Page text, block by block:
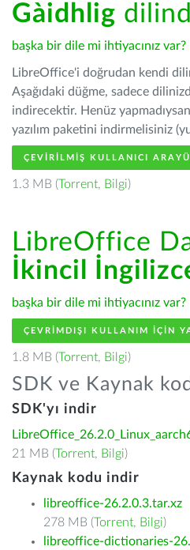
Gàidhlig
başka bir dile mi ihtiyacınız var?
LibreOffice'i doğrudan kendi
Aşağıdaki düğme, sadece
indirecektir. Henüz
yazılım paketini indirmelisiniz
ÇEVIRILMIŞ KULLANICI
1.3 MB (Torrent, Bilgi)
LibreOffice
İkincil
başka bir dile mi ihtiyacınız var?
ÇEVRIMDIŞI KULLANIM IÇIN
1.8 MB (Torrent, Bilgi)
SDK ve Kaynak
SDK'yı indir
21 MB (Torrent, Bilgi)
Kaynak kodu indir
libreoffice-26.2.0.3.tar.xz
278 MB (Torrent, Bilgi)
libreoffice-dictionaries-